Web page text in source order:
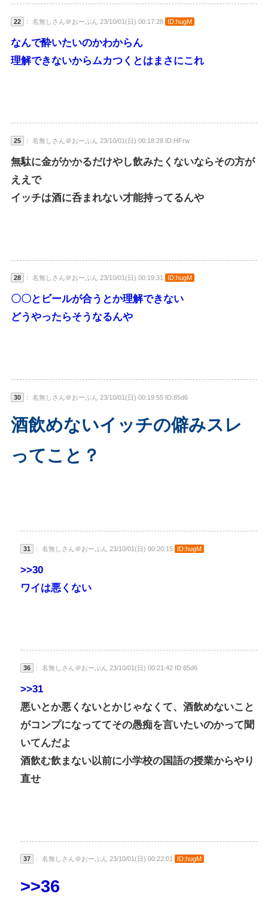
22 ： 名無しさん＠おーぷん 23/10/01(日) 00:17:28 ID:hugM
なんで酔いたいのかわからん
理解できないからムカつくとはまさにこれ
25 ： 名無しさん＠おーぷん 23/10/01(日) 00:18:28 ID:HFrw
無駄に金がかかるだけやし飲みたくないならその方が
ええで
イッチは酒に呑まれない才能持ってるんや
28 ： 名無しさん＠おーぷん 23/10/01(日) 00:19:31 ID:hugM
〇〇とビールが合うとか理解できない
どうやったらそうなるんや
30 ： 名無しさん＠おーぷん 23/10/01(日) 00:19:55 ID:85d6
酒飲めないイッチの僻みスレ
ってこと？
31 ： 名無しさん＠おーぷん 23/10/01(日) 00:20:15 ID:hugM
>>30
ワイは悪くない
36 ： 名無しさん＠おーぷん 23/10/01(日) 00:21:42 ID:85d6
>>31
悪いとか悪くないとかじゃなくて、酒飲めないこと
がコンプになっててその愚痴を言いたいのかって聞
いてんだよ
酒飲む飲まない以前に小学校の国語の授業からやり
直せ
37 ： 名無しさん＠おーぷん 23/10/01(日) 00:22:01 ID:hugM
>>36